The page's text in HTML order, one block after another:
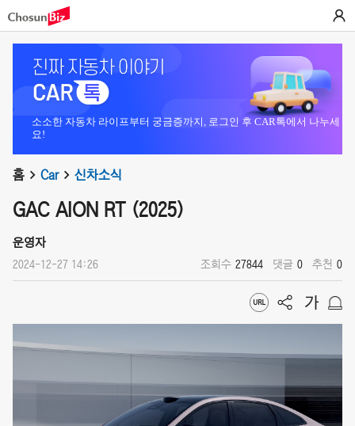
소소한 자동차 라이프부터 궁금증까지, 로그인 후 CAR톡에서 나누세
요!
홈 Car 신차소식
GAC AION RT (2025)
운영자
2024-12-27 14:26 조회수 27844 댓글 0 추천 0